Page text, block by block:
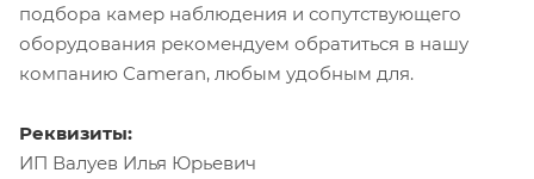
подбора камер наблюдения и сопутствующего
оборудования рекомендуем обратиться в нашу
компанию Cameran, любым удобным для.
Реквизиты:
ИП Валуев Илья Юрьевич